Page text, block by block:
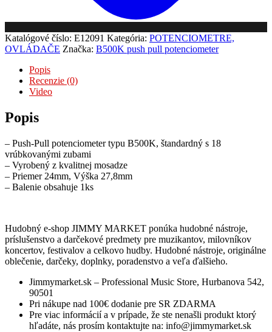
Katalógové číslo: E12091 Kategória: POTENCIOMETRE,
OVLÁDAČE Značka: B500K push pull potenciometer
Popis
Recenzie (0)
Video
Popis
– Push-Pull potenciometer typu B500K, štandardný s 18
vrúbkovanými zubami
– Vyrobený z kvalitnej mosadze
– Priemer 24mm, Výška 27,8mm
– Balenie obsahuje 1ks
Hudobný e-shop JIMMY MARKET ponúka hudobné nástroje,
príslušenstvo a darčekové predmety pre muzikantov, milovníkov
koncertov, festivalov a celkovo hudby. Hudobné nástroje, originálne
oblečenie, darčeky, doplnky, poradenstvo a veľa ďalšieho.
Jimmymarket.sk – Professional Music Store, Hurbanova 542,
90501
Pri nákupe nad 100€ dodanie pre SR ZDARMA
Pre viac informácií a v prípade, že ste nenašli produkt ktorý
hľadáte, nás prosím kontaktujte na: info@jimmymarket.sk